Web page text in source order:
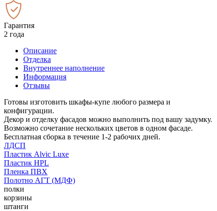
Гарантия
2 года
Описание
Отделка
Внутреннее наполнение
Информация
Отзывы
Готовы изготовить шкафы-купе любого размера и
конфигурации.
Декор и отделку фасадов можно выполнить под вашу задумку.
Возможно сочетание нескольких цветов в одном фасаде.
Бесплатная сборка в течение 1-2 рабочих дней.
ЛДСП
Пластик Alvic Luxe
Пластик HPL
Пленка ПВХ
Полотно АГТ (МДФ)
полки
корзины
штанги